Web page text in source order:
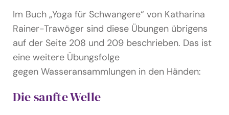
Im Buch „Yoga für Schwangere“ von Katharina
Rainer-Trawöger sind diese Übungen übrigens
auf der Seite 208 und 209 beschrieben. Das ist
eine weitere Übungsfolge
gegen Wasseransammlungen in den Händen:
Die sanfte Welle